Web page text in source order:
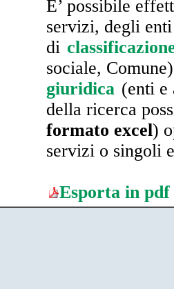
E’ possibile
servizi, degli
di
sociale,
giuridica (enti
della ricerca
formato excel)
servizi o singoli
Esporta in pdf